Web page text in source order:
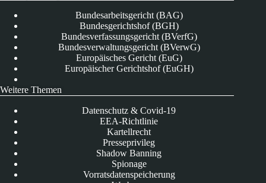
Bundesarbeitsgericht (BAG)
Bundesgerichtshof (BGH)
Bundesverfassungsgericht (BVerfG)
Bundesverwaltungsgericht (BVerwG)
Europäisches Gericht (EuG)
Europäischer Gerichtshof (EuGH)
Weitere Themen
Datenschutz & Covid-19
EEA-Richtlinie
Kartellrecht
Presseprivileg
Shadow Banning
Spionage
Vorratsdatenspeicherung